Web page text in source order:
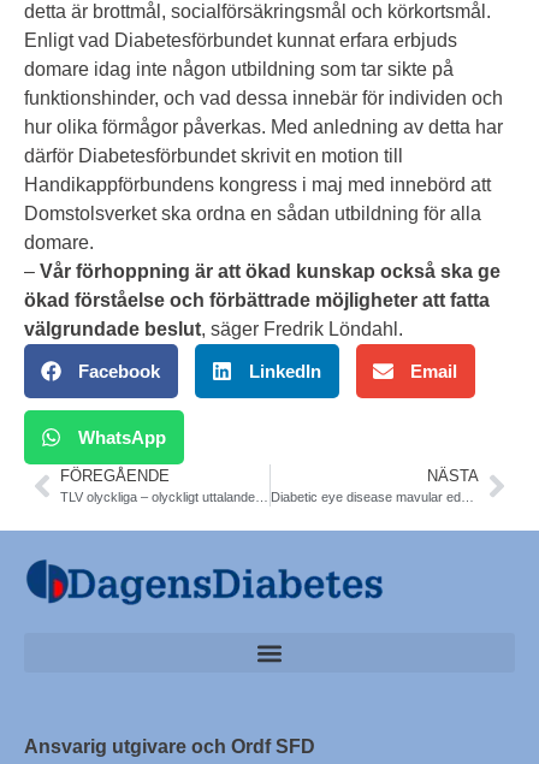
detta är brottmål, socialförsäkringsmål och körkortsmål.
Enligt vad Diabetesförbundet kunnat erfara erbjuds
domare idag inte någon utbildning som tar sikte på
funktionshinder, och vad dessa innebär för individen och
hur olika förmågor påverkas. Med anledning av detta har
därför Diabetesförbundet skrivit en motion till
Handikappförbundens kongress i maj med innebörd att
Domstolsverket ska ordna en sådan utbildning för alla
domare.
– Vår förhoppning är att ökad kunskap också ska ge
ökad förståelse och förbättrade möjligheter att fatta
välgrundade beslut, säger Fredrik Löndahl.
Facebook LinkedIn Email
WhatsApp
FÖREGÅENDE NÄSTA
Diabetic eye disease mavular edema may be effectively treated with anti-vascular endothelial growth factor medication in patients. Meta-analysis 51 articles. BMJ
Ansvarig utgivare och Ordf SFD